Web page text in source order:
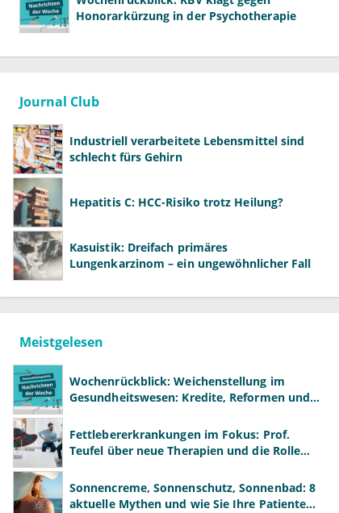
Honorarkürzung in der Psychotherapie
Journal Club
Industriell verarbeitete Lebensmittel sind
schlecht fürs Gehirn
Hepatitis C: HCC-Risiko trotz Heilung?
Kasuistik: Dreifach primäres
Lungenkarzinom – ein ungewöhnlicher Fall
Meistgelesen
Wochenrückblick: Weichenstellung im
Gesundheitswesen: Kredite, Reformen und
Fettlebererkrankungen im Fokus: Prof.
Teufel über neue Therapien und die Rolle
Sonnencreme, Sonnenschutz, Sonnenbad: 8
aktuelle Mythen und wie Sie Ihre Patienten